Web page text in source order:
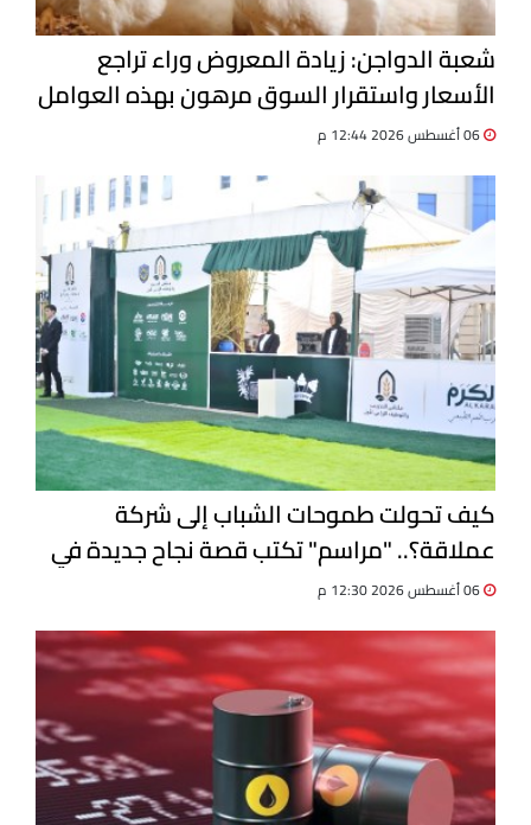
شعبة الدواجن: زيادة المعروض وراء تراجع
الأسعار واستقرار السوق مرهون بهذه العوامل
| خاص
كيف تحولت طموحات الشباب إلى شركة
عملاقة؟.. "مراسم" تكتب قصة نجاح جديدة في
ملتقى التدريب والتوظيف الزراعي الأول
بجامعة دمنهور